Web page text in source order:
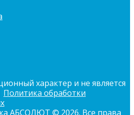
характер и не является
Политика обработки
АБСОЛЮТ © 2026. Все права